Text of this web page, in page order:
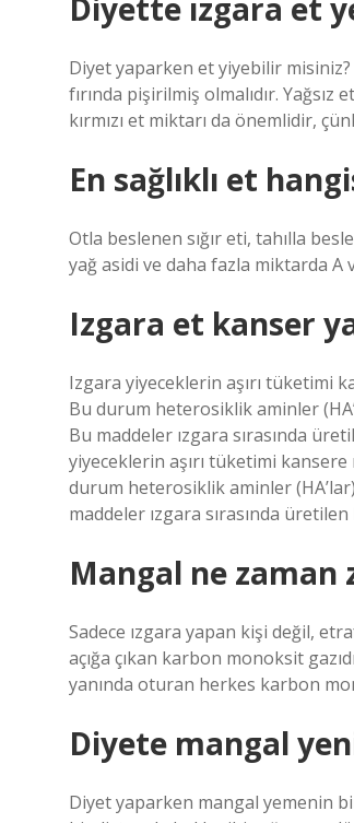
Diyette ızgara et
Diyet yaparken et yiyebilir misiniz?
fırında pişirilmiş olmalıdır.
kırmızı et miktarı da önemlidir,
En sağlıklı et
Otla beslenen sığır eti, tahılla
yağ asidi ve daha fazla miktarda A
Izgara et kanser
Izgara yiyeceklerin aşırı tüketimi
Bu durum heterosiklik aminler
Bu maddeler ızgara sırasında
yiyeceklerin aşırı tüketimi
durum heterosiklik aminler
maddeler ızgara sırasında
Mangal ne zaman
Sadece ızgara yapan kişi değil,
açığa çıkan karbon monoksit
yanında oturan herkes karbon
Diyete mangal
Diyet yaparken mangal yemenin